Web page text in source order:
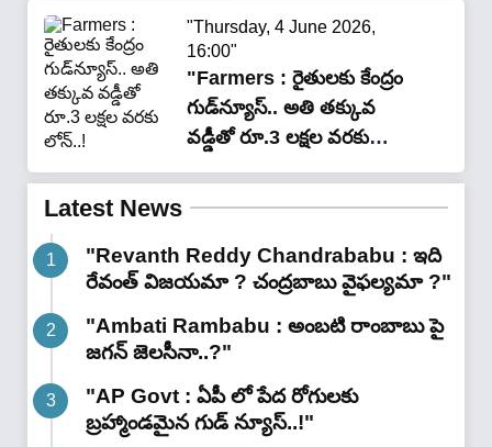
"Thursday, 4 June 2026,
16:00"
"Farmers : రైతులకు కేంద్రం
గుడ్‌న్యూస్.. అతి త‌క్కువ
వ‌డ్డీతో రూ.3 లక్షల వరకు
లోన్..!"
Latest News
"Revanth Reddy Chandrababu : ఇది
రేవంత్ విజయమా ? చంద్రబాబు వైఫల్యమా ?"
"Ambati Rambabu : అంబటి రాంబాబు పై
జగన్ జెలసీనా..?"
"AP Govt : ఏపీ లో పేద రోగులకు
బ్రహ్మాండమైన గుడ్ న్యూస్..!"